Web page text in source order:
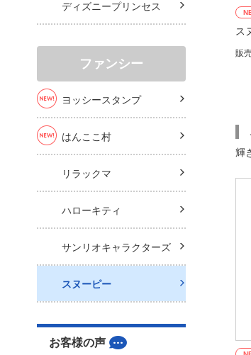
ス
販
輝
ディズニープリンセス
ファンシー
ヨッシースタンプ
はんここ村
リラックマ
ハローキティ
サンリオキャラクターズ
スヌーピー
お客様の声